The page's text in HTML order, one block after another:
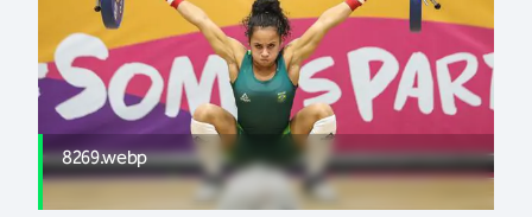
8269.webp